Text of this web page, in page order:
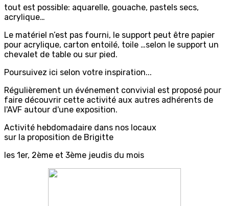
tout est possible: aquarelle, gouache, pastels secs,
acrylique…
Le matériel n’est pas fourni, le support peut être papier
pour acrylique, carton entoilé, toile …selon le support un
chevalet de table ou sur pied.
Poursuivez ici selon votre inspiration...
Régulièrement un événement convivial est proposé pour
faire découvrir cette activité aux autres adhérents de
l'AVF autour d'une exposition.
Activité hebdomadaire dans nos locaux
sur la proposition de Brigitte
les 1er, 2ème et 3ème jeudis du mois